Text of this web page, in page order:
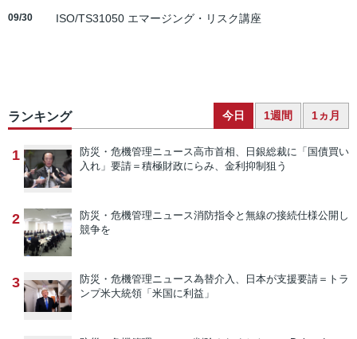
09/30 ISO/TS31050 エマージング・リスク講座
ランキング 今日 1週間 1ヵ月
1 防災・危機管理ニュース高市首相、日銀総裁に「国債買い
入れ」要請＝積極財政にらみ、金利抑制狙う
2 防災・危機管理ニュース消防指令と無線の接続仕様公開し
競争を
3 防災・危機管理ニュース為替介入、日本が支援要請＝トラ
ンプ米大統領「米国に利益」